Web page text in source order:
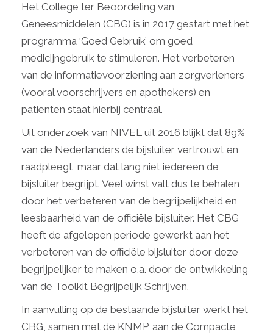
Het College ter Beoordeling van
Geneesmiddelen (CBG) is in 2017 gestart met het
programma ‘Goed Gebruik’ om goed
medicijngebruik te stimuleren. Het verbeteren
van de informatievoorziening aan zorgverleners
(vooral voorschrijvers en apothekers) en
patiënten staat hierbij centraal.
Uit onderzoek van NIVEL uit 2016 blijkt dat 89%
van de Nederlanders de bijsluiter vertrouwt en
raadpleegt, maar dat lang niet iedereen de
bijsluiter begrijpt. Veel winst valt dus te behalen
door het verbeteren van de begrijpelijkheid en
leesbaarheid van de officiële bijsluiter. Het CBG
heeft de afgelopen periode gewerkt aan het
verbeteren van de officiële bijsluiter door deze
begrijpelijker te maken o.a. door de ontwikkeling
van de Toolkit Begrijpelijk Schrijven.
In aanvulling op de bestaande bijsluiter werkt het
CBG, samen met de KNMP, aan de Compacte